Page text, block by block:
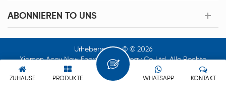
ABONNIEREN TO UNS
Urheberrechte © © 2026
Xiamen Acey New Energy Technology Co.,Ltd. Alle Rechte
Vorbehalten.
ZUHAUSE PRODUKTE KONTAKT
WHATSAPP